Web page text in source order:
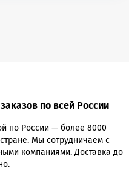
по всей России
по России — более 8000
Мы сотрудничаем с
компаниями. Доставка до